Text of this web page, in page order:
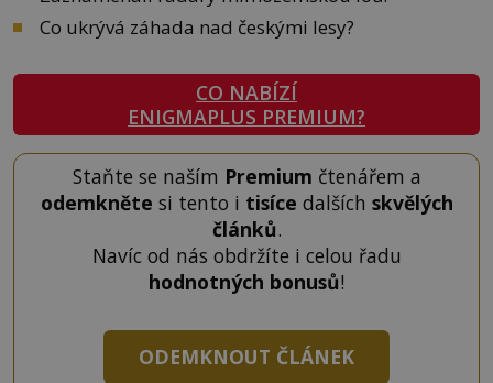
Co ukrývá záhada nad českými lesy?
CO NABÍZÍ
ENIGMAPLUS PREMIUM?
Staňte se naším Premium čtenářem a
odemkněte si tento i tisíce dalších skvělých
článků.
Navíc od nás obdržíte i celou řadu
hodnotných bonusů!
ODEMKNOUT ČLÁNEK